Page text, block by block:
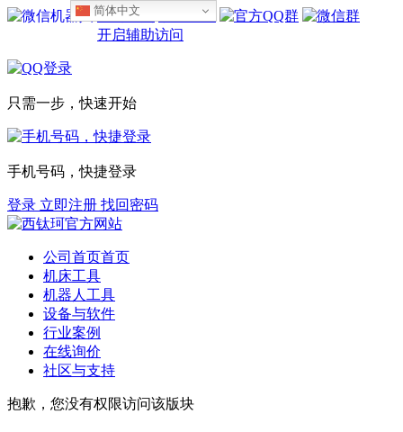
简体中文
设为首页
收藏本站
开启辅助访问
只需一步，快速开始
手机号码，快捷登录
登录 立即注册 找回密码
公司首页首页
机床工具
机器人工具
设备与软件
行业案例
在线询价
社区与支持
抱歉，您没有权限访问该版块